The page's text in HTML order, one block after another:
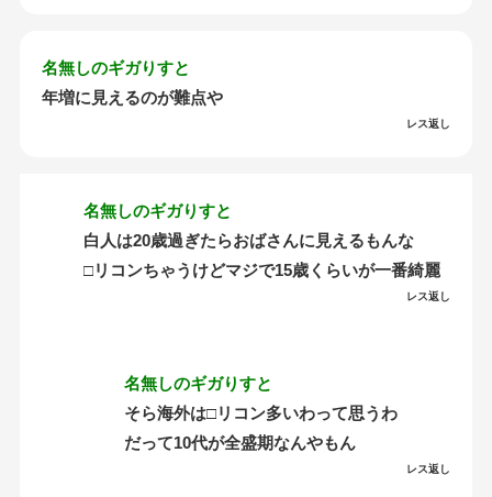
名無しのギガりすと
年増に見えるのが難点や
レス返し
名無しのギガりすと
白人は20歳過ぎたらおばさんに見えるもんな
□リコンちゃうけどマジで15歳くらいが一番綺麗
レス返し
名無しのギガりすと
そら海外は□リコン多いわって思うわ
だって10代が全盛期なんやもん
レス返し